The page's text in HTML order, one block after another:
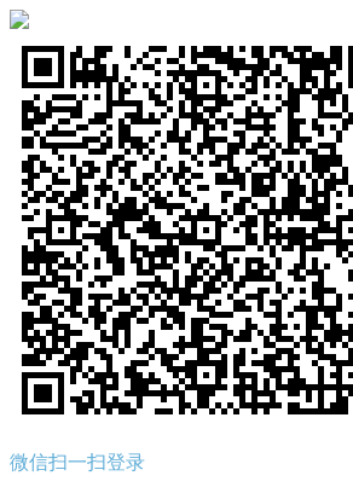
微信扫一扫登录